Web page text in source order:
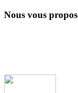
Nous vous